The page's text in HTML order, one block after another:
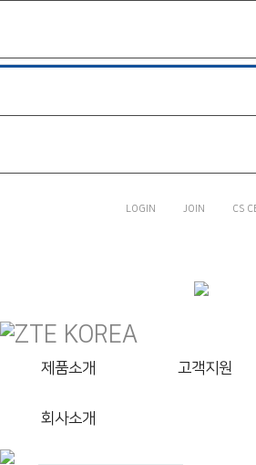
LOGIN JOIN CS
제품소개 고객지원
회사소개